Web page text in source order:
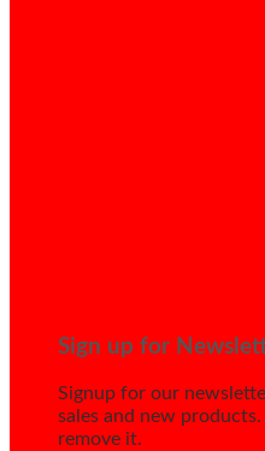
Sign up for
Signup for our
sales and new
remove it.